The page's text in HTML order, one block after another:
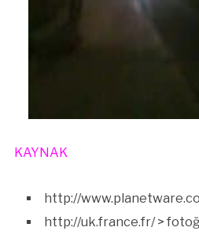
KAYNAK
http://
http://uk.france.fr/ >